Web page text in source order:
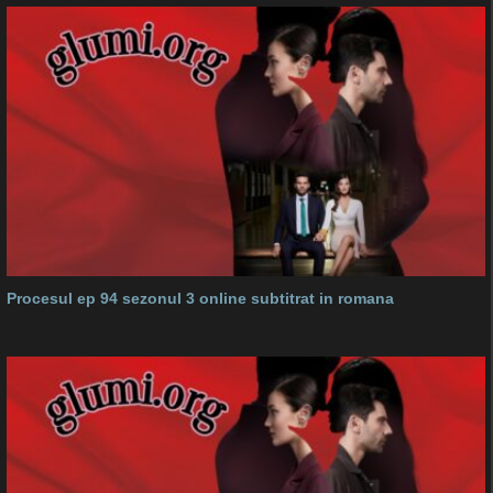
Procesul ep 94 sezonul 3 online subtitrat in romana